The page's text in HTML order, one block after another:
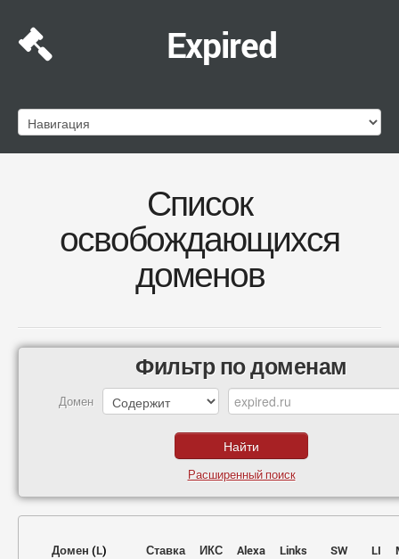
Expired
Список
освобождающихся
доменов
Фильтр по доменам
Домен
Расширенный поиск
Домен (L) Ставка ИКС Alexa Links SW LI